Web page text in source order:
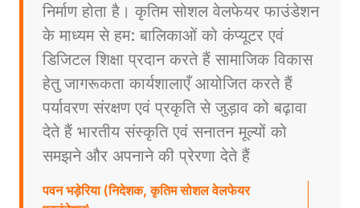
निर्माण होता है। कृतिम सोशल वेलफेयर फाउंडेशन
के माध्यम से हम: बालिकाओं को कंप्यूटर एवं
डिजिटल शिक्षा प्रदान करते हैं सामाजिक विकास
हेतु जागरूकता कार्यशालाएँ आयोजित करते हैं
पर्यावरण संरक्षण एवं प्रकृति से जुड़ाव को बढ़ावा
देते हैं भारतीय संस्कृति एवं सनातन मूल्यों को
समझने और अपनाने की प्रेरणा देते हैं
पवन भड़ेरिया (निदेशक, कृतिम सोशल वेलफेयर